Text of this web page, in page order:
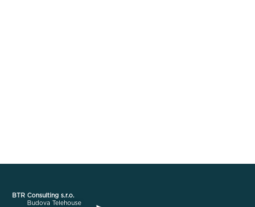
BTR Consulting s.r.o.
Budova Telehouse